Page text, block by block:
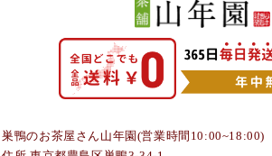
巣鴨のお茶屋さん山年園(営業時間10:00~18:00)